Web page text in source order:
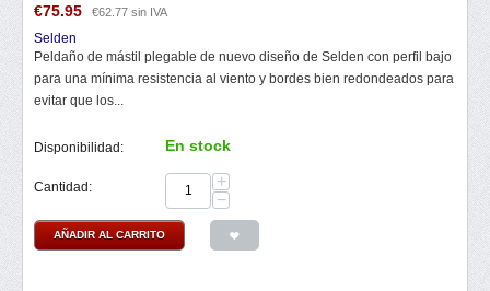
€75.95 €62.77 sin IVA
Selden
Peldaño de mástil plegable de nuevo diseño de Selden con perfil bajo
para una mínima resistencia al viento y bordes bien redondeados para
evitar que los...
Disponibilidad: En stock
Cantidad:
+
−
AÑADIR AL CARRITO